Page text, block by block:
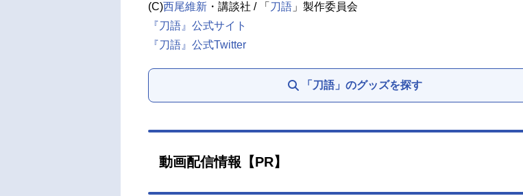
(C)西尾維新 ・講談社 / 「 刀語 」製作委員会
『刀語』公式サイト
『刀語』公式Twitter
「刀語」のグッズを探す
動画配信情報【PR】